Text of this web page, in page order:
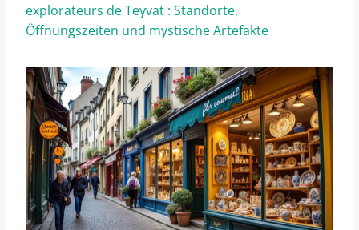
explorateurs de Teyvat : Standorte,
Öffnungszeiten und mystische Artefakte